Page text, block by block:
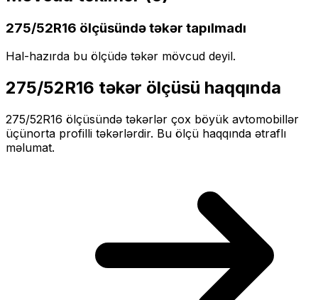
275/52R16 ölçüsündə təkər tapılmadı
Hal-hazırda bu ölçüdə təkər mövcud deyil.
275/52R16 təkər ölçüsü haqqında
275/52R16 ölçüsündə təkərlər çox böyük avtomobillər
üçünorta profilli təkərlərdir. Bu ölçü haqqında ətraflı
məlumat.